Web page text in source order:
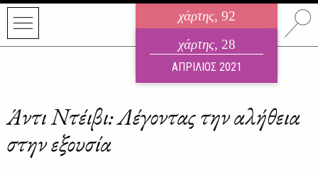
χάρτης, 92
ηλεκτρονικό περιοδικό
ΑΥΓΟΥΣΤΟΣ 2026
χάρτης, 28
ΑΠΡΙΛΙΟΣ 2021
Άντι Ντέιβι: Λέγοντας την αλήθεια
στην εξουσία